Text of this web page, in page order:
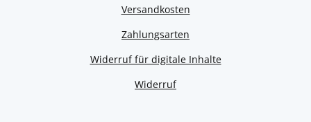
Versandkosten
Zahlungsarten
Widerruf für digitale Inhalte
Widerruf